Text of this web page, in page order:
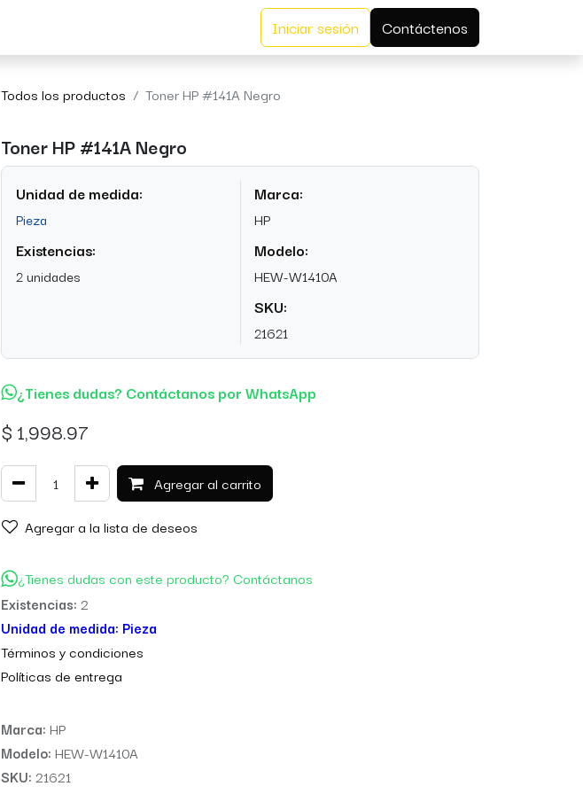
Iniciar sesión Contáctenos
Todos los productos Toner HP #141A Negro
Toner HP #141A Negro
Unidad de medida:
Pieza
Existencias:
2 unidades
Marca:
HP
Modelo:
HEW-W1410A
SKU:
21621
¿Tienes dudas? Contáctanos por WhatsApp
$ 1,998.97
Agregar al carrito
Agregar a la lista de deseos
¿Tienes dudas con este producto? Contáctanos
Existencias: 2
Unidad de medida: Pieza
Términos y condiciones
Políticas de entrega
Marca: HP
Modelo: HEW-W1410A
SKU: 21621